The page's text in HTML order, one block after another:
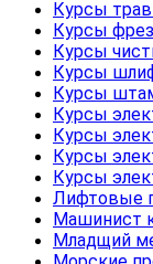
Курсы
Курсы
Курсы
Курсы
Курсы
Курсы
Курсы
Курсы
Курсы
Лифтовые
Машинист
Младщий